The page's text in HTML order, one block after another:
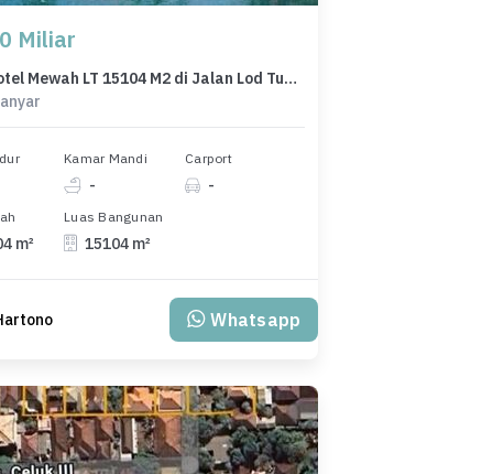
Miliar
Dijual Hotel Mewah LT 15104 M2 di Jalan Lod Tunduh Ubud Bali
Kamar Mandi
-
Carport
-
m²
Luas Bangunan
15104 m²
Whatsapp